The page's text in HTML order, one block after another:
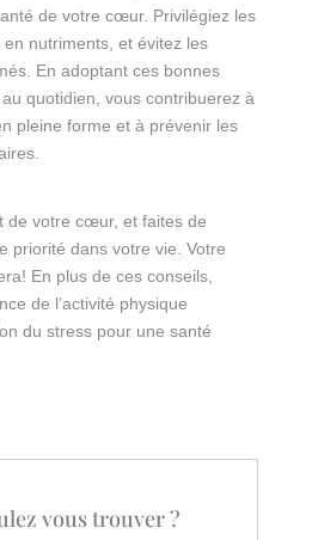
de votre cœur. Privilégiez les
nutriments, et évitez les
En adoptant ces bonnes
quotidien, vous contribuerez à
pleine forme et à prévenir les
de votre cœur, et faites de
priorité dans votre vie. Votre
En plus de ces conseils,
de l’activité physique
du stress pour une santé
vous trouver ?